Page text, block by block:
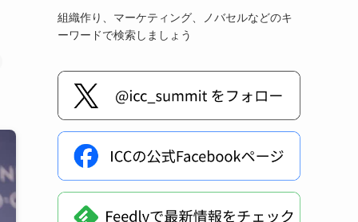
組織作り、マーケティング、ノバセルなどのキ
ーワードで検索しましょう